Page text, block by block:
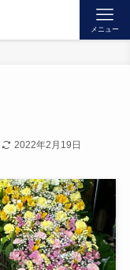
メニュー
2022年2月19日